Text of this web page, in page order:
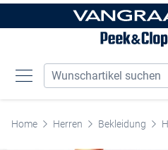
Home Herren Bekleidung